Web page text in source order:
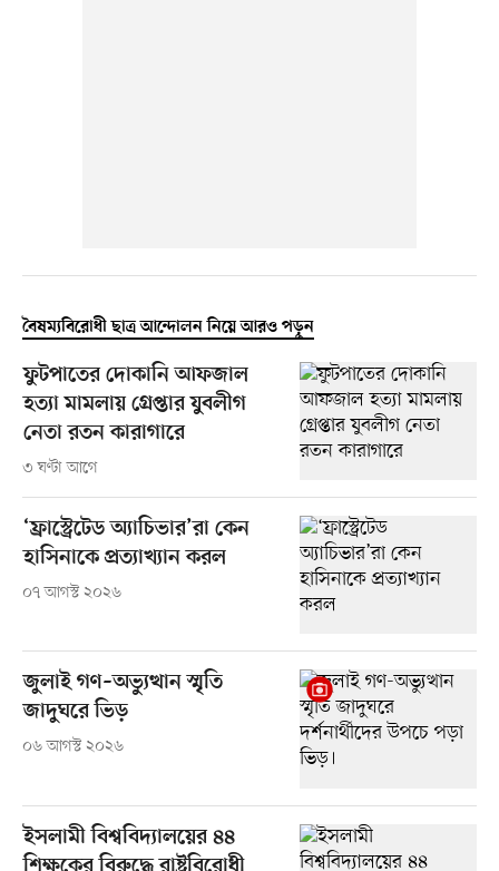
বৈষম্যবিরোধী ছাত্র আন্দোলন নিয়ে আরও পড়ুন
ফুটপাতের দোকানি আফজাল
হত্যা মামলায় গ্রেপ্তার যুবলীগ
নেতা রতন কারাগারে
৩ ঘণ্টা আগে
‘ফ্রাস্ট্রেটেড অ্যাচিভার’রা কেন
হাসিনাকে প্রত্যাখ্যান করল
০৭ আগস্ট ২০২৬
জুলাই গণ–অভ্যুত্থান স্মৃতি
জাদুঘরে ভিড়
০৬ আগস্ট ২০২৬
ইসলামী বিশ্ববিদ্যালয়ের ৪৪